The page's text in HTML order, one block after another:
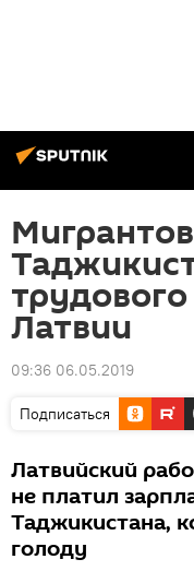
Латвии
09:36 06.05.2019
Подписаться
Латвийский
не платил
Таджикистана,
голоду